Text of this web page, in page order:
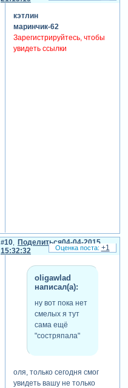
кэтлин
маринчик-62
Зарегистрируйтесь, чтобы
увидеть ссылки
Поделиться
10
04-04-2015
15:32:32
oligawlad
написал(а):
ну вот пока нет
смелых я тут
сама ещё
"состряпала"
оля, только сегодня смог
увидеть вашу не только
+1